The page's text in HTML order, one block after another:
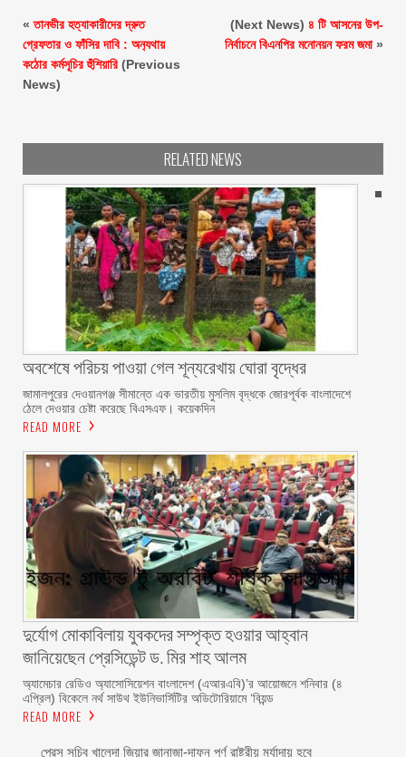
«তানভীর হত্যাকারীদের দ্রুত
গ্রেফতার ও ফাঁসির দাবি : অন‌্যথায়
কঠোর কর্মসূচির হুঁশিয়ারি(Previous
News)
(Next News) ৪ টি আসনের উপ-
নির্বাচনে বিএনপির মনোনয়ন ফরম জমা»
RELATED NEWS
অবশেষে পরিচয় পাওয়া গেল শূন্যরেখায় ঘোরা বৃদ্ধের
জামালপুরের দেওয়ানগঞ্জ সীমান্তে এক ভারতীয় মুসলিম বৃদ্ধকে জোরপূর্বক বাংলাদেশে
ঠেলে দেওয়ার চেষ্টা করেছে বিএসএফ। কয়েকদিন
READ MORE
দুর্যোগ মোকাবিলায় যুবকদের সম্পৃক্ত হওয়ার আহ্বান
জানিয়েছেন প্রেসিডেন্ট ড. মির শাহ আলম ‎ ‎
অ্যামেচার রেডিও অ্যাসোসিয়েশন বাংলাদেশ (এআরএবি)’র আয়োজনে শনিবার (৪
এপ্রিল) বিকেলে নর্থ সাউথ ইউনিভার্সিটির অডিটোরিয়ামে ‘বিয়ন্ড
READ MORE
প্রেস সচিব খালেদা জিয়ার জানাজা-দাফন পূর্ণ রাষ্ট্রীয় মর্যাদায় হবে